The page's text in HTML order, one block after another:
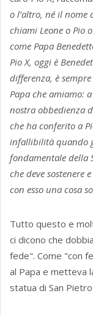
o l’altro, né il nome
chiami Leone o Pio
come Papa
Pio X, oggi è
differenza, è
Papa che amiamo:
nostra obbedienza
che ha conferito a
infallibilità quando
fondamentale della
che deve sostenere
con esso una cosa
Tutto questo e
ci dicono che
fede". Come "con
al Papa e metteva
statua di San